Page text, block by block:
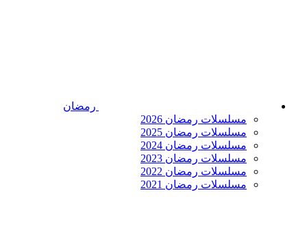
رمضان
مسلسلات رمضان 2026
مسلسلات رمضان 2025
مسلسلات رمضان 2024
مسلسلات رمضان 2023
مسلسلات رمضان 2022
مسلسلات رمضان 2021